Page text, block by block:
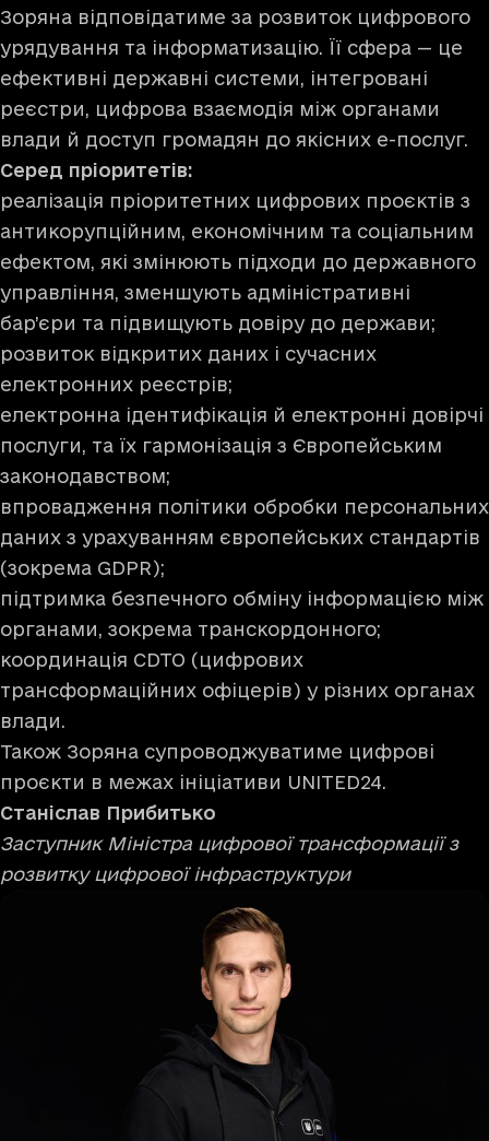
Зоряна відповідатиме за розвиток цифрового
урядування та інформатизацію. Її сфера — це
ефективні державні системи, інтегровані
реєстри, цифрова взаємодія між органами
влади й доступ громадян до якісних е-послуг.
Серед пріоритетів:
реалізація пріоритетних цифрових проєктів з
антикорупційним, економічним та соціальним
ефектом, які змінюють підходи до державного
управління, зменшують адміністративні
бар’єри та підвищують довіру до держави;
розвиток відкритих даних і сучасних
електронних реєстрів;
електронна ідентифікація й електронні довірчі
послуги, та їх гармонізація з Європейським
законодавством;
впровадження політики обробки персональних
даних з урахуванням європейських стандартів
(зокрема GDPR);
підтримка безпечного обміну інформацією між
органами, зокрема транскордонного;
координація СDTO (цифрових
трансформаційних офіцерів) у різних органах
влади.
Також Зоряна супроводжуватиме цифрові
проєкти в межах ініціативи UNITED24.
Станіслав Прибитько
Заступник Міністра цифрової трансформації з
розвитку цифрової інфраструктури